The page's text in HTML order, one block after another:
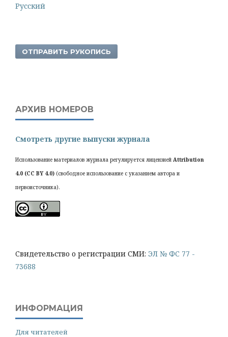
Русский
ОТПРАВИТЬ РУКОПИСЬ
АРХИВ НОМЕРОВ
Смотреть другие выпуски журнала
Использование материалов журнала регулируется лицензией Attribution
4.0 (CC BY 4.0) (свободное использование с указанием автора и
первоисточника).
Cвидетельство о регистрации СМИ: ЭЛ № ФС 77 -
73688
ИНФОРМАЦИЯ
Для читателей